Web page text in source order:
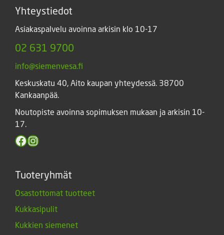
Yhteystiedot
Asiakaspalvelu avoinna arkisin klo 10-17
02 631 9700
info@siemenvesa.fi
Keskuskatu 40, Aito kaupan yhteydessä. 38700
Kankaanpää.
Noutopiste avoinna sopimuksen mukaan ja arkisin 10-
17.
Facebook
Instagram
Tuoteryhmät
Osastottomat tuotteet
Kukkasipulit
Kukkien siemenet